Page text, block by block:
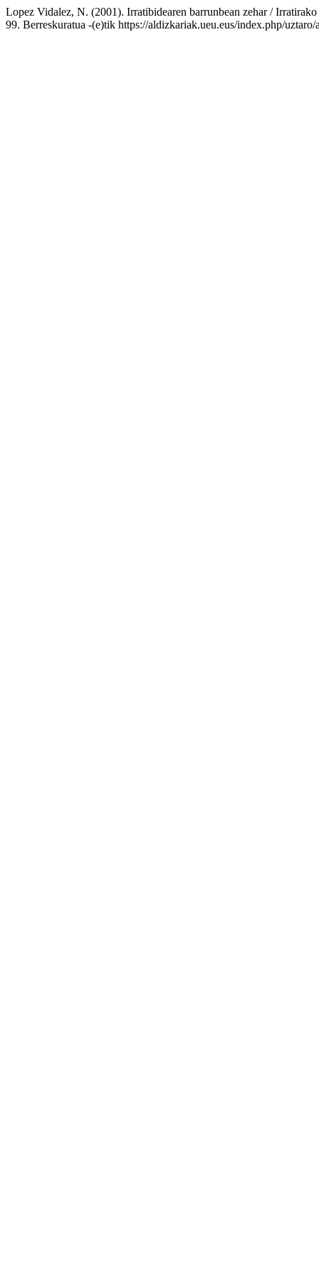
Lopez Vidalez, N. (2001). Irratibidearen barrunbean zehar /
99. Berreskuratua -(e)tik https://aldizkariak.ueu.eus/index.php/